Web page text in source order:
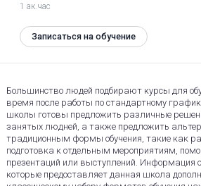
1 ак.час
Записаться на обучение
Большинство людей подбирают курсы для
время после работы по стандартному
школы готовы предложить различные
занятых людней, а также предложить
традиционным формы обучения, такие как
подготовка к отдельным мероприятиям,
презентаций или выступлений. Информация о
которые предоставляет данная школа